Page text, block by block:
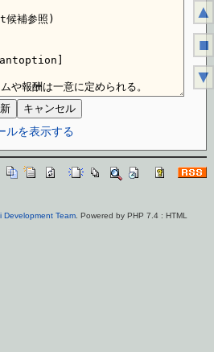
ルを表示する
Development Team. Powered by PHP 7.4 : HTML
▲
■
▼